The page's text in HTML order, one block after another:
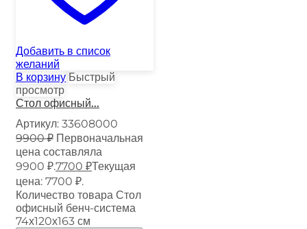
Добавить в список
желаний
В корзину Быстрый
просмотр
Стол офисный...
Артикул: 33608000
9900₽ Первоначальная
цена составляла
9900 ₽.7700 ₽Текущая
цена: 7700 ₽.
Количество товара Стол
офисный бенч-система
74х120х163 см